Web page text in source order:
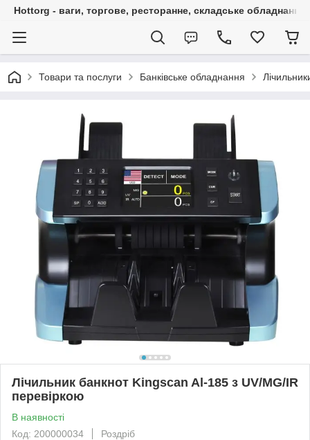
Hottorg - ваги, торгове, ресторанне, складське обладнання
Товари та послуги Банківське обладнання
Лічильник банкнот Kingscan Al-185 з UV/MG/IR
перевіркою
В наявності
Код: 200000034
Роздріб